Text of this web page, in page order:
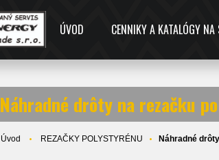
ÚVOD CENNIKY A KATALÓGY
Náhradné drôty na rezačku
Úvod REZAČKY POLYSTYRÉNU Náhradné